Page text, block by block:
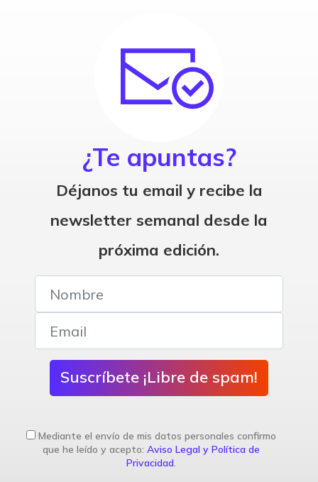
¿Te apuntas?
Déjanos tu email y recibe la
newsletter semanal desde la
próxima edición.
Suscríbete ¡Libre de spam!
Mediante el envío de mis datos personales confirmo
que he leído y acepto: Aviso Legal y Política de
Privacidad.